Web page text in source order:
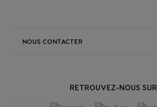
RETROUVEZ-NOUS SUR
NOUS CONTACTER